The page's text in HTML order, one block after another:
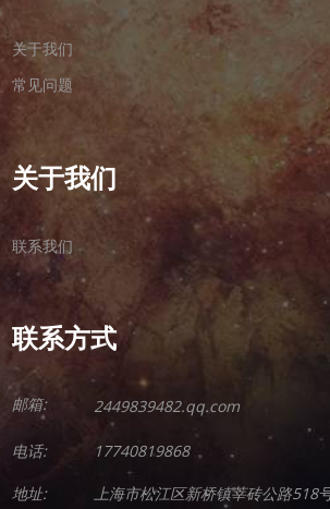
关于我们
常见问题
关于我们
联系我们
联系方式
邮箱: 2449839482.qq.com
电话: 17740819868
地址: 上海市松江区新桥镇莘砖公路518